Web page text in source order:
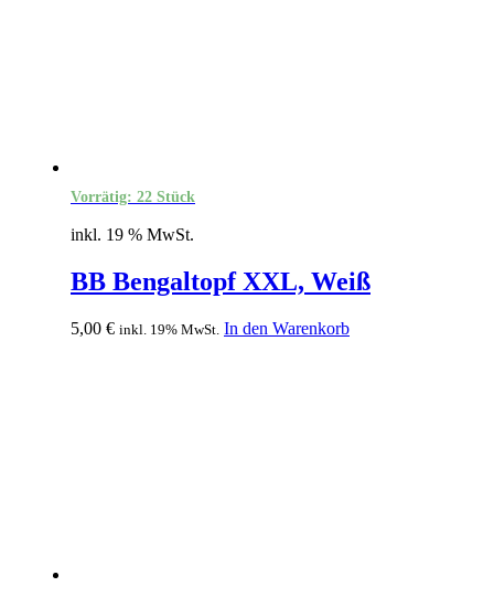
Vorrätig: 22 Stück
inkl. 19 % MwSt.
BB Bengaltopf XXL, Weiß
5,00 € inkl. 19% MwSt. In den Warenkorb